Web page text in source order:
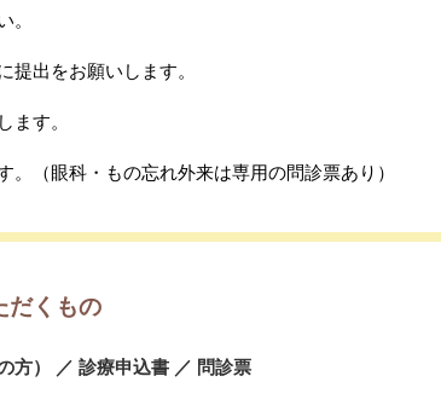
。
提出をお願いします。
ます。
。（眼科・もの忘れ外来は専用の問診票あり）
だくもの
方） ／ 診療申込書 ／ 問診票